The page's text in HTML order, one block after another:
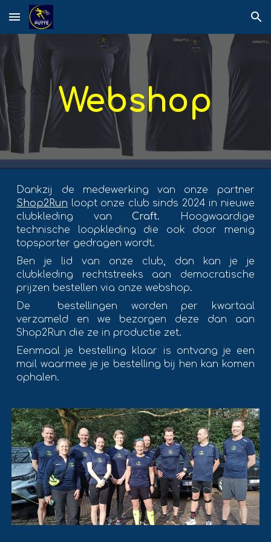
Skip to main content Skip to navigation
Webshop
Dankzij de medewerking van onze partner
Shop2Run loopt onze club sinds 2024 in nieuwe
clubkleding vanCraft.
Hoogwaardige
technische loopkleding die ook door menig
topsporter gedragen wordt.
Ben je lid van onze club, dan kan je je
clubkleding rechtstreeks aan democratische
prijzen bestellen via onze webshop.
De bestellingen worden per kwartaal
verzameld en we bezorgen deze dan aan
Shop2Run die ze in productie zet.
Eenmaal je bestelling klaar is ontvang je een
mail waarmee je je bestelling bij hen kan komen
ophalen.